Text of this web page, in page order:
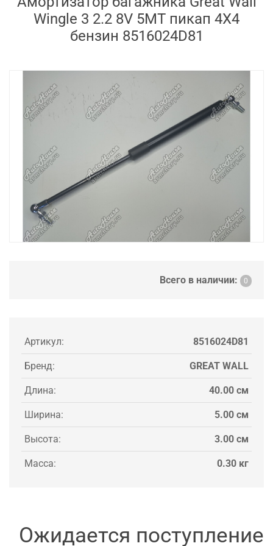
Wingle 3 2.2 8V 5MT пикап 4X4
бензин 8516024D81
Всего в наличии: 0
Артикул: 8516024D81
Бренд: GREAT WALL
Длина: 40.00 см
Ширина: 5.00 см
Высота: 3.00 см
Масса: 0.30 кг
Ожидается поступление